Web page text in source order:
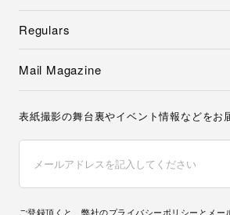
Regulars
Mail Magazine
表紙撮影の舞台裏やイベント情報などをお
ご登録頂くと、弊社のプライバシーポリシー とメー